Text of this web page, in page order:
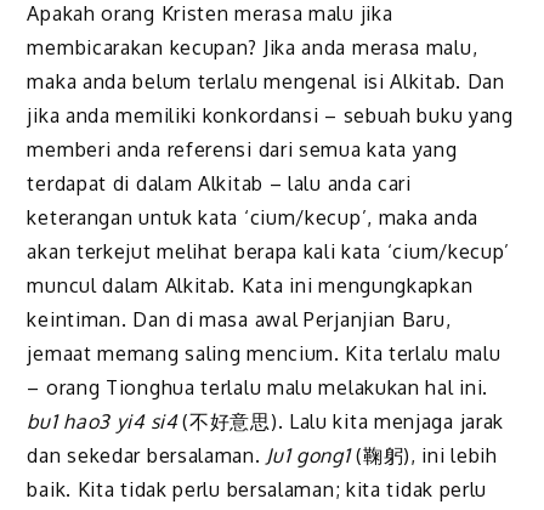
Apakah orang Kristen merasa malu jika
membicarakan kecupan? Jika anda merasa malu,
maka anda belum terlalu mengenal isi Alkitab. Dan
jika anda memiliki konkordansi – sebuah buku yang
memberi anda referensi dari semua kata yang
terdapat di dalam Alkitab – lalu anda cari
keterangan untuk kata ‘cium/kecup’, maka anda
akan terkejut melihat berapa kali kata ‘cium/kecup’
muncul dalam Alkitab. Kata ini mengungkapkan
keintiman. Dan di masa awal Perjanjian Baru,
jemaat memang saling mencium. Kita terlalu malu
– orang Tionghua terlalu malu melakukan hal ini.
bu1 hao3 yi4 si4(不好意思). Lalu kita menjaga jarak
dan sekedar bersalaman. Ju1 gong1(鞠躬), ini lebih
baik. Kita tidak perlu bersalaman; kita tidak perlu